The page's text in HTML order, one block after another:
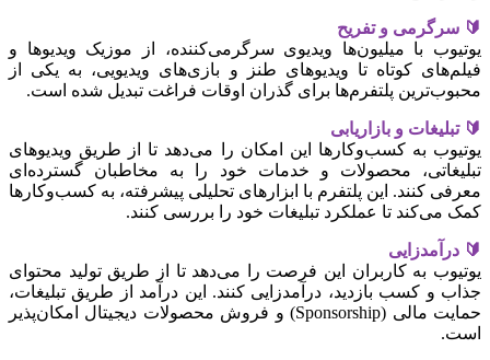
🔰 سرگرمی و تفریح
یوتیوب با میلیون‌ها ویدیوی سرگرمی‌کننده، از موزیک ویدیوها و
فیلم‌های کوتاه تا ویدیوهای طنز و بازی‌های ویدیویی، به یکی از
محبوب‌ترین پلتفرم‌ها برای گذران اوقات فراغت تبدیل شده است.
🔰 تبلیغات و بازاریابی
یوتیوب به کسب‌وکارها این امکان را می‌دهد تا از طریق ویدیوهای
تبلیغاتی، محصولات و خدمات خود را به مخاطبان گسترده‌ای
معرفی کنند. این پلتفرم با ابزارهای تحلیلی پیشرفته، به کسب‌وکارها
کمک می‌کند تا عملکرد تبلیغات خود را بررسی کنند.
🔰 درآمدزایی
یوتیوب به کاربران این فرصت را می‌دهد تا از طریق تولید محتوای
جذاب و کسب بازدید، درآمدزایی کنند. این درآمد از طریق تبلیغات،
حمایت مالی (Sponsorship) و فروش محصولات دیجیتال امکان‌پذیر
است.